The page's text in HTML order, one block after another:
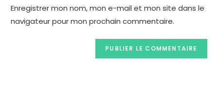
Enregistrer mon nom, mon e-mail et mon site dans le
navigateur pour mon prochain commentaire.